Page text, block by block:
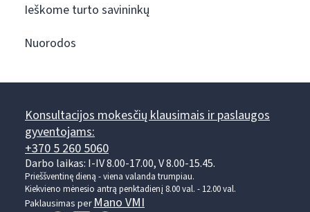
Ieškome turto savininkų
Nuorodos
Konsultacijos mokesčių klausimais ir paslaugos
gyventojams:
+370 5 260 5060
Darbo laikas: I-IV 8.00-17.00, V 8.00-15.45.
Prieššventinę dieną - viena valanda trumpiau.
Kiekvieno mėnesio antrą penktadienį 8.00 val. - 12.00 val.
Paklausimas per Mano VMI